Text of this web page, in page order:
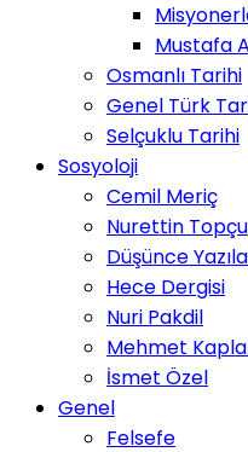
Mustafa
Osmanlı Tarihi
Genel Türk
Selçuklu Tarihi
Sosyoloji
Cemil Meriç
Nurettin Topçu
Düşünce
Hece Dergisi
Nuri Pakdil
Mehmet
İsmet Özel
Genel
Felsefe